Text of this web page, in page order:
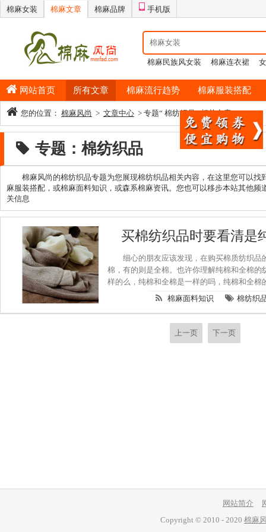
棉麻女装 棉麻文章 棉麻品牌 手机版
棉麻民族风女装 棉麻连衣裙
网站首页 所有文章 棉麻流行趋势 棉麻服装搭配
您的位置： 棉麻风尚 > 文章中心 > 专题“ 棉纺织品 ”相关文章
专题：棉纺织品
棉麻风尚的棉纺织品专题为您展现棉纺织品相关内容，在这里您可以找
麻服装搭配，或棉麻面料知识，或森系棉麻资讯。您也可以移步本站其他
关信息
买棉纺织品时要看清是
细心的朋友应该发现，在购买棉质纺织
棉，有的则是全棉。也许你理解纯棉和全棉
样的么，纯棉和全棉是一样的吗，纯棉和全
呢？下面就和小编一起来一探究竟吧
棉麻面料知识 棉纺织
上一页 下一页
网站简介
Copyright © 2010 - 2020 棉麻